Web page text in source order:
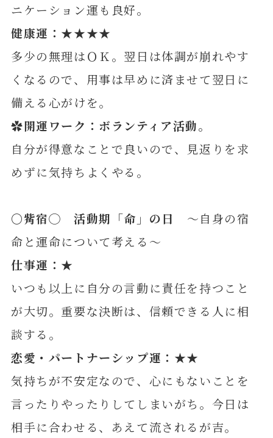
ニケーション運も良好。
健康運：★★★★
多少の無理はＯＫ。翌日は体調が崩れやす
くなるので、用事は早めに済ませて翌日に
備える心がけを。
✿開運ワーク：ボランティア活動。
自分が得意なことで良いので、見返りを求
めずに気持ちよくやる。
〇觜宿◯ 活動期「命」の日 ～自身の宿
命と運命について考える～
仕事運：★
いつも以上に自分の言動に責任を持つこと
が大切。重要な決断は、信頼できる人に相
談する。
恋愛・パートナーシップ運：★★
気持ちが不安定なので、心にもないことを
言ったりやったりしてしまいがち。今日は
相手に合わせる、あえて流されるが吉。